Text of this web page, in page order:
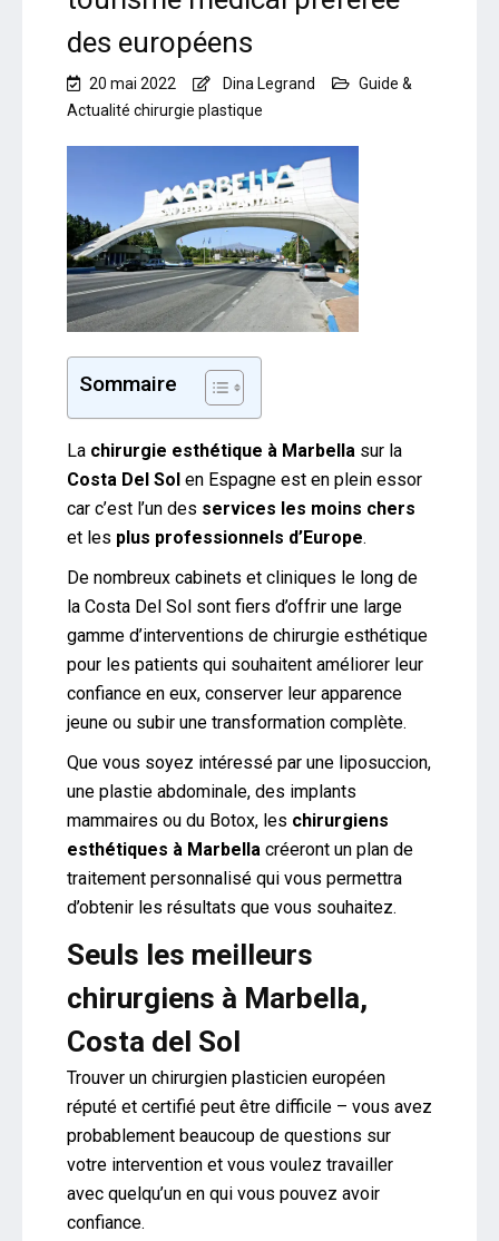
des européens
20 mai 2022 Dina Legrand
Guide &
Actualité chirurgie plastique
Sommaire
La chirurgie esthétique à Marbella sur la
Costa Del Sol en Espagne est en plein essor
car c’est l’un des services les moins chers
et les plus professionnels d’Europe.
De nombreux cabinets et cliniques le long de
la Costa Del Sol sont fiers d’offrir une large
gamme d’interventions de chirurgie esthétique
pour les patients qui souhaitent améliorer leur
confiance en eux, conserver leur apparence
jeune ou subir une transformation complète.
Que vous soyez intéressé par une liposuccion,
une plastie abdominale, des implants
mammaires ou du Botox, les chirurgiens
esthétiques à Marbella créeront un plan de
traitement personnalisé qui vous permettra
d’obtenir les résultats que vous souhaitez.
Seuls les meilleurs
chirurgiens à Marbella,
Costa del Sol
Trouver un chirurgien plasticien européen
réputé et certifié peut être difficile – vous avez
probablement beaucoup de questions sur
votre intervention et vous voulez travailler
avec quelqu’un en qui vous pouvez avoir
confiance.